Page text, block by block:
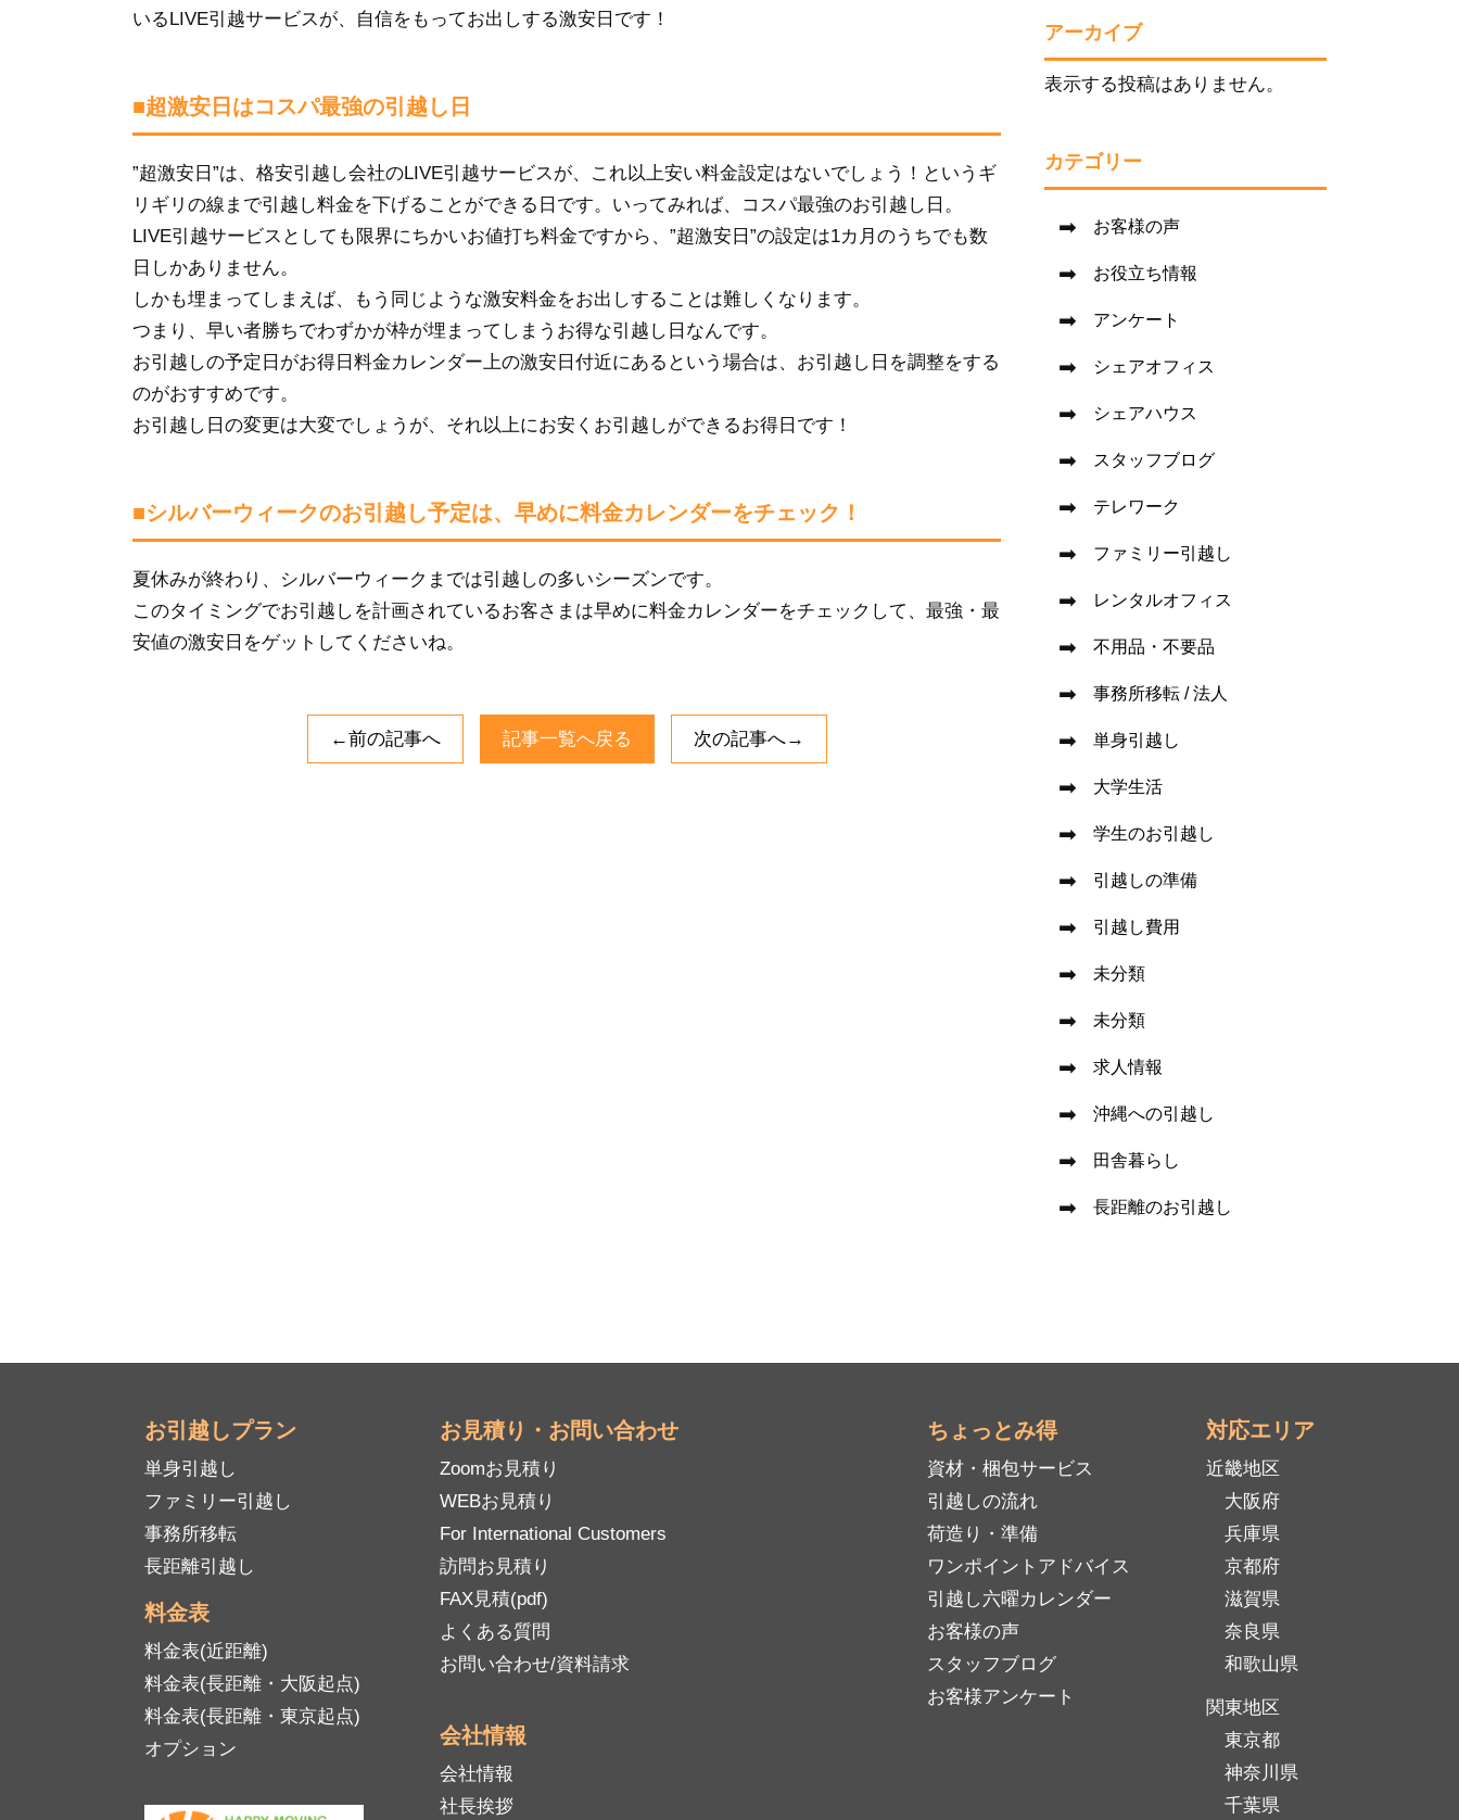
いるLIVE引越サービスが、自信をもってお出しする激安日です！
■超激安日はコスパ最強の引越し日
”超激安日”は、格安引越し会社のLIVE引越サービスが、これ以上安い料金設定はないでしょう！というギ
リギリの線まで引越し料金を下げることができる日です。いってみれば、コスパ最強のお引越し日。
LIVE引越サービスとしても限界にちかいお値打ち料金ですから、”超激安日”の設定は1カ月のうちでも数
日しかありません。
しかも埋まってしまえば、もう同じような激安料金をお出しすることは難しくなります。
つまり、早い者勝ちでわずかが枠が埋まってしまうお得な引越し日なんです。
お引越しの予定日がお得日料金カレンダー上の激安日付近にあるという場合は、お引越し日を調整をする
のがおすすめです。
お引越し日の変更は大変でしょうが、それ以上にお安くお引越しができるお得日です！
■シルバーウィークのお引越し予定は、早めに料金カレンダーをチェック！
夏休みが終わり、シルバーウィークまでは引越しの多いシーズンです。
このタイミングでお引越しを計画されているお客さまは早めに料金カレンダーをチェックして、最強・最
安値の激安日をゲットしてくださいね。
←前の記事へ 記事一覧へ戻る 次の記事へ→
アーカイブ
表示する投稿はありません。
カテゴリー
お客様の声
お役立ち情報
アンケート
シェアオフィス
シェアハウス
スタッフブログ
テレワーク
ファミリー引越し
レンタルオフィス
不用品・不要品
事務所移転 / 法人
単身引越し
大学生活
学生のお引越し
引越しの準備
引越し費用
未分類
未分類
求人情報
沖縄への引越し
田舎暮らし
長距離のお引越し
お引越しプラン
単身引越し
ファミリー引越し
事務所移転
長距離引越し
料金表
料金表(近距離)
料金表(長距離・大阪起点)
料金表(長距離・東京起点)
オプション
お見積り・お問い合わせ
Zoomお見積り
WEBお見積り
For International Customers
訪問お見積り
FAX見積(pdf)
よくある質問
お問い合わせ/資料請求
会社情報
会社情報
社長挨拶
ちょっとみ得
資材・梱包サービス
引越しの流れ
荷造り・準備
ワンポイントアドバイス
引越し六曜カレンダー
お客様の声
スタッフブログ
お客様アンケート
対応エリア
近畿地区
大阪府
兵庫県
京都府
滋賀県
奈良県
和歌山県
関東地区
東京都
神奈川県
千葉県